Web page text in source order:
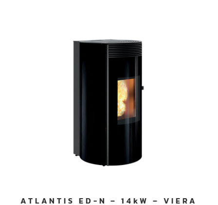
ATLANTIS ED-N – 14kW – VIERA